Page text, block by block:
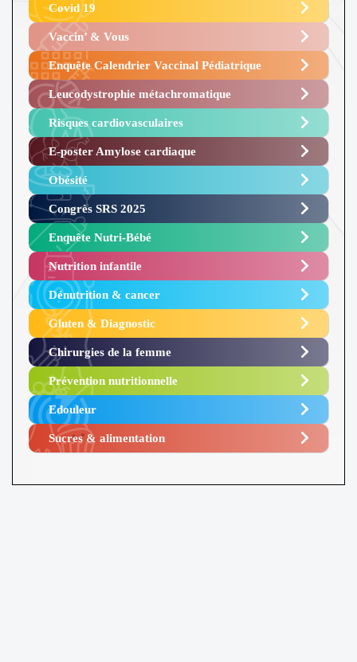
Covid 19
Vaccin’ & Vous
Enquête Calendrier Vaccinal Pédiatrique
Leucodystrophie métachromatique
Risques cardiovasculaires
E-poster Amylose cardiaque ​
Obésité ​
Congrès SRS 2025 ​
Enquête Nutri-Bébé ​
Nutrition infantile
Dénutrition & cancer
Gluten & Diagnostic
Chirurgies de la femme
Prévention nutritionnelle
Edouleur​
Sucres & alimentation​